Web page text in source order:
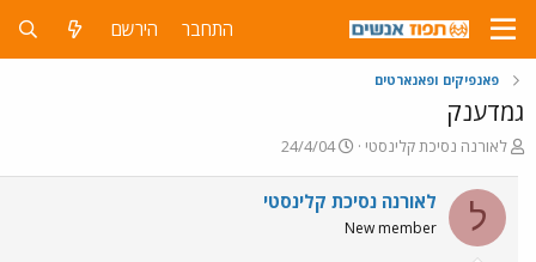
התחבר הירשם
פאנפיקים ופאנארטים
גמדענק
פ
ח
ה
לאורנה נסיכת קלינסטי
פ
ס
24/4/04
ל לאורנה נסיכת קלינסטי
New member